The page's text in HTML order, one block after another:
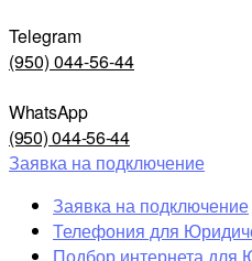
Telegram
(950) 044-56-44
WhatsApp
(950) 044-56-44
Заявка на подключение
Заявка на подключение
Телефония для